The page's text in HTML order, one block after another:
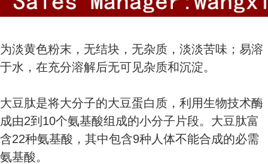
为淡黄色粉末，无结块，无杂质，淡淡苦味；易溶
于水，在充分溶解后无可见杂质和沉淀。
大豆肽是将大分子的大豆蛋白质，利用生物技术酶
成由2到10个氨基酸组成的小分子片段。大豆肽富
含22种氨基酸，其中包含9种人体不能合成的必需
氨基酸。